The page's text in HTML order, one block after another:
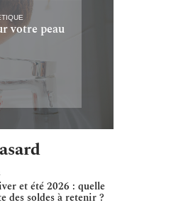
votre peau
et été 2026 : quelle
des soldes à retenir ?